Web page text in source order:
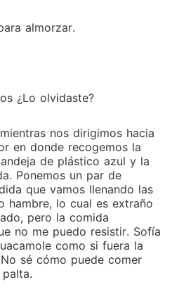
almorzar.
¿Lo olvidaste?
nos dirigimos hacia
en donde recogemos la
de plástico azul y la
Ponemos un par de
que vamos llenando las
hambre, lo cual es extraño
pero la comida
no me puedo resistir. Sofía
como si fuera la
sé cómo puede comer